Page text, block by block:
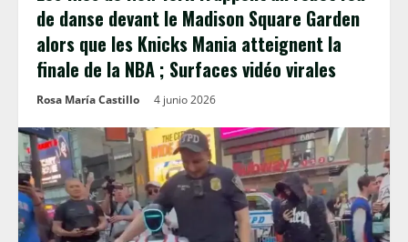
de danse devant le Madison Square Garden
alors que les Knicks Mania atteignent la
finale de la NBA ; Surfaces vidéo virales
Rosa María Castillo 4 junio 2026